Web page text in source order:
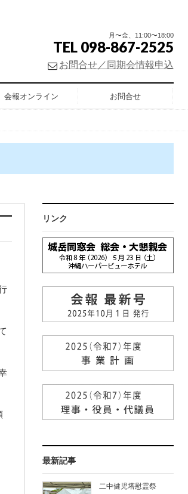
月〜金、11:00〜18:00
TEL 098-867-2525
お問合せ／同期会情報申込
会報オンライン お問合せ
リンク
最新記事
二中健児塔慰霊祭